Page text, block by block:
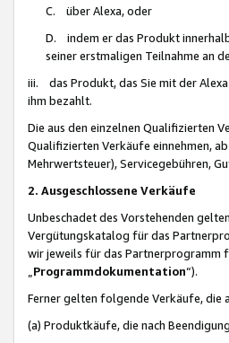
C. über Alexa, oder
D. indem er das Produkt
seiner erstmaligen Teilnahme an
iii. das Produkt, das Sie mit der
ihm bezahlt.
Die aus den einzelnen Qualifizierten
Qualifizierten Verkäufe einnehmen,
Mehrwertsteuer), Servicegebühren,
2. Ausgeschlossene Verkäufe
Unbeschadet des Vorstehenden
Vergütungskatalog für das
wir jeweils für das Partnerprogramm
Programmdokumentation“).
Ferner gelten folgende Verkäufe, die
(a) Produktkäufe, die nach